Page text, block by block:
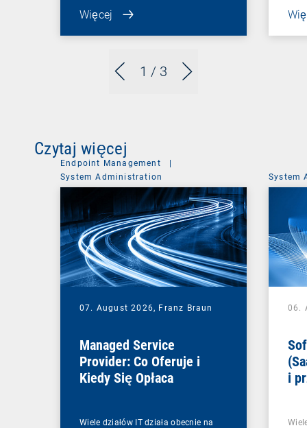
1 / 3
Więcej
Czytaj więcej
Endpoint Management
System Administration
07. August 2026, Franz Braun
Managed Service
Provider: Co Oferuje i
Kiedy Się Opłaca
Wiele działów IT działa obecnie na
System
06.
i